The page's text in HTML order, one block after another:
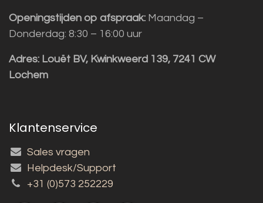
Openingstijden op afspraak: Maandag –
Donderdag: 8:30 – 16:00 uur
Adres: Louët BV, Kwinkweerd 139, 7241 CW
Lochem
Klantenservice
Sales vragen
Helpdesk/Support
+31 (0)573 252229